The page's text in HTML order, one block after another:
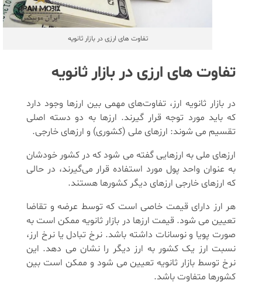
تفاوت های ارزی در بازار ثانویه
تفاوت های ارزی در بازار ثانویه
در بازار ثانویه ارز، تفاوت‌های مهمی بین ارزها وجود دارد
که باید مورد توجه قرار گیرند. ارزها به دو دسته اصلی
تقسیم می‌ شوند: ارزهای ملی (کشوری) و ارزهای خارجی.
ارزهای ملی به ارزهایی گفته می ‌شود که در کشور خودشان
به عنوان واحد پول مورد استفاده قرار می‌گیرند، در حالی
که ارزهای خارجی ارزهای دیگر کشورها هستند.
هر ارز دارای قیمت خاصی است که توسط عرضه و تقاضا
تعیین می ‌شود. قیمت ارزها در بازار ثانویه ممکن است به
صورت پویا و نوسانات داشته باشد. نرخ تبادل یا نرخ ارز،
نسبت ارز یک کشور به ارز دیگر را نشان می ‌دهد. این
نرخ توسط بازار ثانویه تعیین می‌ شود و ممکن است بین
کشورها متفاوت باشد.